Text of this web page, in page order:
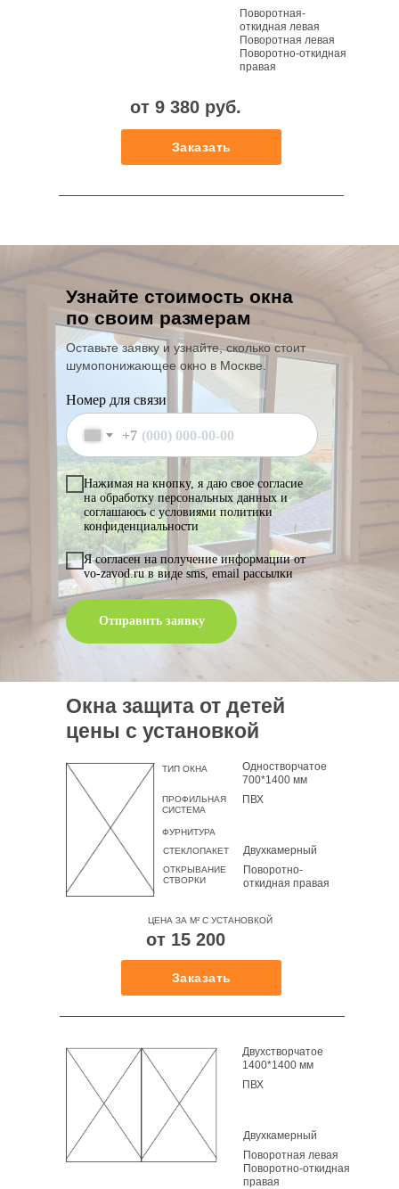
Поворотная-
откидная левая
Поворотная левая
Поворотно-откидная
правая
от 9 380 руб.
Заказать
ТИП ОКНА
ПРОФИЛЬНАЯ
СИСТЕМА
ФУРНИТУРА
СТЕКЛОПАКЕТ
Узнайте стоимость окна
по своим размерам
Оставьте заявку и узнайте, сколько стоит
шумопонижающее окно в Москве.
Номер для связи
+7
Нажимая на кнопку, я даю свое согласие
на обработку персональных данных и
соглашаюсь с условиями политики
конфиденциальности
Я согласен на получение информации от
vo-zavod.ru в виде sms, email рассылки
Отправить заявку
ТИП ОКНА
ПРОФИЛЬНАЯ
СИСТЕМА
ЦЕНА ЗА М² С УСТАНОВКОЙ
ФУРНИТУРА
ОТКРЫВАНИЕ
СТВОРКИ
ПВХ
Поворотно-
откидная правая
Окна защита от детей
цены с установкой
Одностворчатое
700*1400 мм
СТЕКЛОПАКЕТ Двухкамерный
от 15 200
Заказать
ПВХ
Поворотная левая
Поворотно-откидная
правая
Двухстворчатое
1400*1400 мм
Двухкамерный
Липецк